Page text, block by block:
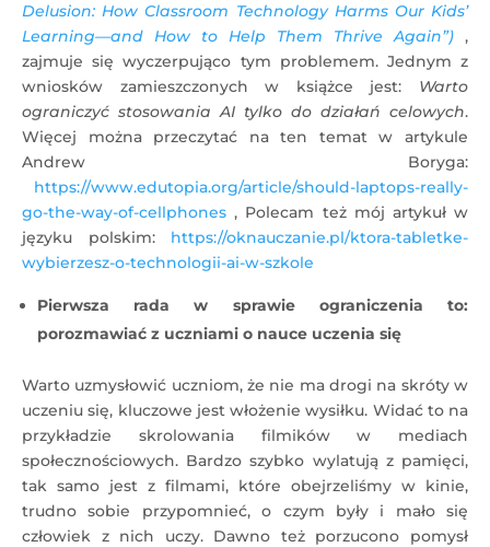
Delusion: How Classroom Technology Harms Our Kids’
Learning—and How to Help Them Thrive Again”) ,
zajmuje się wyczerpująco tym problemem. Jednym z
wniosków zamieszczonych w książce jest: Warto
ograniczyć stosowania AI tylko do działań celowych.
Więcej można przeczytać na ten temat w artykule
Andrew Boryga:
https://www.edutopia.org/article/should-laptops-really-
go-the-way-of-cellphones , Polecam też mój artykuł w
języku polskim: https://oknauczanie.pl/ktora-tabletke-
wybierzesz-o-technologii-ai-w-szkole
Pierwsza rada w sprawie ograniczenia to:
porozmawiać z uczniami o nauce uczenia się
Warto uzmysłowić uczniom, że nie ma drogi na skróty w
uczeniu się, kluczowe jest włożenie wysiłku. Widać to na
przykładzie skrolowania filmików w mediach
społecznościowych. Bardzo szybko wylatują z pamięci,
tak samo jest z filmami, które obejrzeliśmy w kinie,
trudno sobie przypomnieć, o czym były i mało się
człowiek z nich uczy. Dawno też porzucono pomysł